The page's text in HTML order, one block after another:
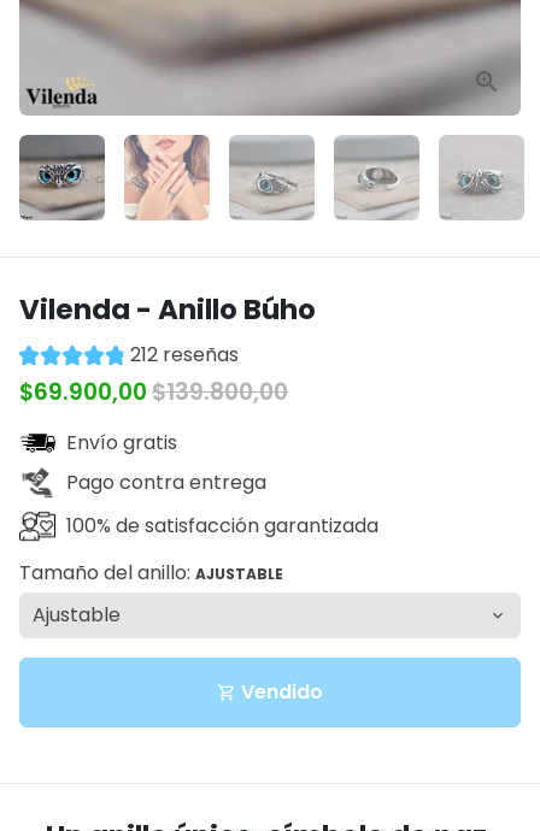
Vilenda - Anillo Búho
212 reseñas
$69.900,00$139.800,00
Envío gratis
Pago contra entrega
100% de satisfacción garantizada
Tamaño del anillo: AJUSTABLE
shopping_cart Vendido